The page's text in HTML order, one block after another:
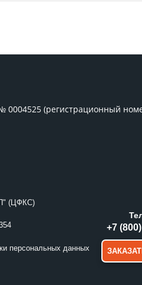
(регистрационный
(ЦФКС)
персональных данных
+7